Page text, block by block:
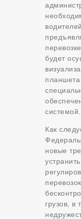
будет
системой.
Как
новые
грузов, в